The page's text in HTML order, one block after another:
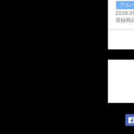
アル
収録商